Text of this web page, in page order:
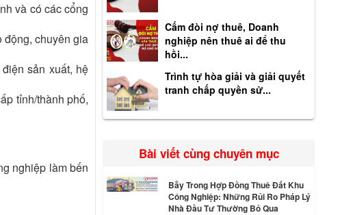
và có các cổng
chuyên gia
sản xuất, hệ
tỉnh/thành phố,
nghiệp làm bến
Cấm đòi nợ thuê, Doanh
nghiệp nên thuê ai để thu
hồi...
Trình tự hòa giải và giải quyết
tranh chấp quyền sử...
Bài viết cùng chuyên mục
Bẫy Trong Hợp Đồng Thuê Đất Khu
Công Nghiệp: Những Rủi Ro Pháp Lý
Nhà Đầu Tư Thường Bỏ Qua